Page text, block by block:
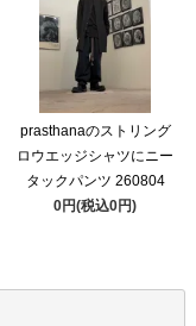
prasthanaのストリング
ロウエッジシャツにニー
タックパンツ 260804
0円(税込0円)